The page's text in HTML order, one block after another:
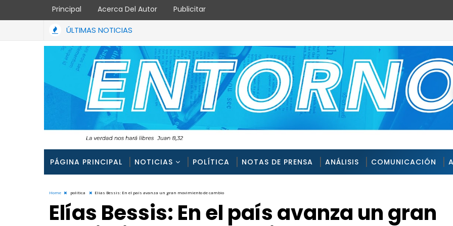
Principal Acerca Del Autor Publicitar
ÚLTIMAS NOTICIAS
PÁGINA PRINCIPAL NOTICIAS POLÍTICA NOTAS DE PRENSA ANÁLISIS COMUNICACIÓN
Home política Elías Bessis: En el país avanza un gran movimiento de cambio
Elías Bessis: En el país avanza un gran